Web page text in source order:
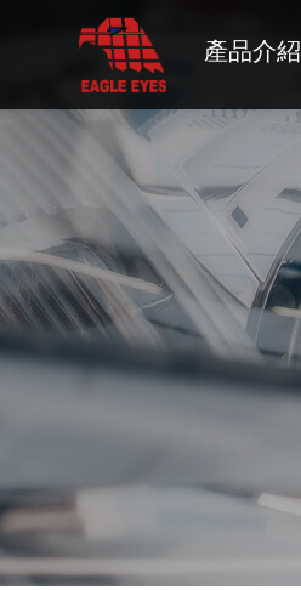
產品介紹
HUMMER
HYUNDAI
INFINITI
ISUZU
JEEP
LADA
LEXUS
MAZDA
MERCEDES-BENZ